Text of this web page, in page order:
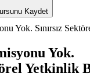
Kaydet
Yok. Sınırsız
Yok.
Yetkinlik